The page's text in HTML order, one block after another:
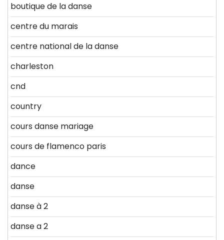
boutique de la danse
centre du marais
centre national de la danse
charleston
cnd
country
cours danse mariage
cours de flamenco paris
dance
danse
danse à 2
danse a 2